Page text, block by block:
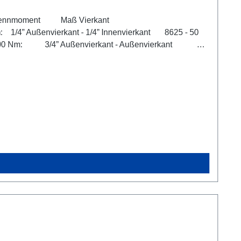
ISO 1174-1 Nennmoment Maß Vierkant
1/4” Außenvierkant - 1/4” Innenvierkant 8625 - 50
Nm: 3/4” Außenvierkant - Außenvierkant